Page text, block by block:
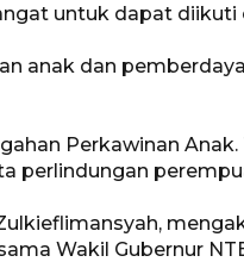
untuk dapat diikuti
anak dan
Perkawinan
perlindungan
Wakil Gubernur